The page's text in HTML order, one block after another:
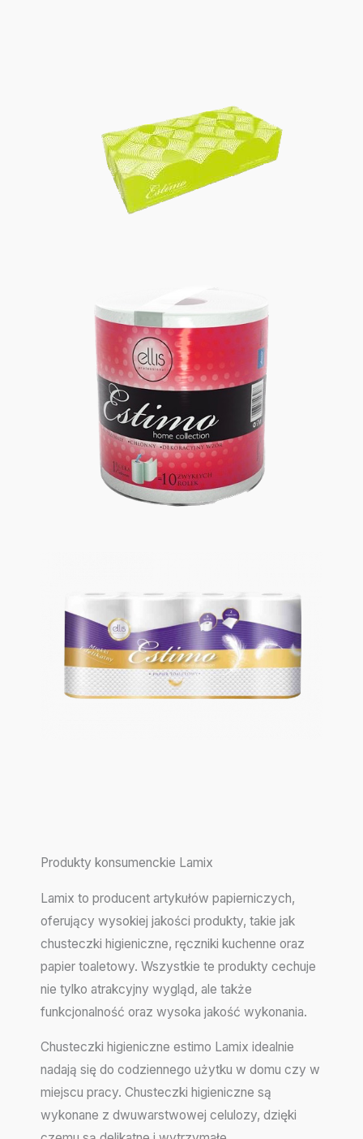
Produkty konsumenckie Lamix
Lamix to producent artykułów papierniczych,
oferujący wysokiej jakości produkty, takie jak
chusteczki higieniczne, ręczniki kuchenne oraz
papier toaletowy. Wszystkie te produkty cechuje
nie tylko atrakcyjny wygląd, ale także
funkcjonalność oraz wysoka jakość wykonania.
Chusteczki higieniczne estimo Lamix idealnie
nadają się do codziennego użytku w domu czy w
miejscu pracy. Chusteczki higieniczne są
wykonane z dwuwarstwowej celulozy, dzięki